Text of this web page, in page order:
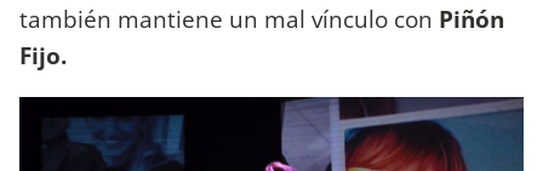
también mantiene un mal vínculo con Piñón
Fijo.